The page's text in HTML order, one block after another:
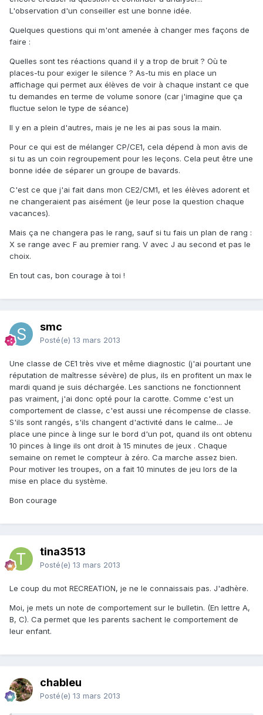
L'observation d'un conseiller est une bonne idée.
Quelques questions qui m'ont amenée à changer mes façons de
faire :
Quelles sont tes réactions quand il y a trop de bruit ? Où te
places-tu pour exiger le silence ? As-tu mis en place un
affichage qui permet aux élèves de voir à chaque instant ce que
tu demandes en terme de volume sonore (car j'imagine que ça
fluctue selon le type de séance)
Il y en a plein d'autres, mais je ne les ai pas sous la main.
Pour ce qui est de mélanger CP/CE1, cela dépend à mon avis de
si tu as un coin regroupement pour les leçons. Cela peut être une
bonne idée de séparer un groupe de bavards.
C'est ce que j'ai fait dans mon CE2/CM1, et les élèves adorent et
ne changeraient pas aisément (je leur pose la question chaque
vacances).
Mais ça ne changera pas le rang, sauf si tu fais un plan de rang :
X se range avec F au premier rang. V avec J au second et pas le
choix.
En tout cas, bon courage à toi !
smc
Posté(e) 13 mars 2013
Une classe de CE1 très vive et même diagnostic (j'ai pourtant une
réputation de maîtresse sévère) de plus, ils en profitent un max le
mardi quand je suis déchargée. Les sanctions ne fonctionnent
pas vraiment, j'ai donc opté pour la carotte. Comme c'est un
comportement de classe, c'est aussi une récompense de classe.
S'ils sont rangés, s'ils changent d'activité dans le calme... Je
place une pince à linge sur le bord d'un pot, quand ils ont obtenu
10 pinces à linge ils ont droit à 15 minutes de jeux . Chaque
semaine on remet le compteur à zéro. Ca marche assez bien.
Pour motiver les troupes, on a fait 10 minutes de jeu lors de la
mise en place du système.
Bon courage
tina3513
Posté(e) 13 mars 2013
Le coup du mot RECREATION, je ne le connaissais pas. J'adhère.
Moi, je mets un note de comportement sur le bulletin. (En lettre A,
B, C). Ca permet que les parents sachent le comportement de
leur enfant.
chableu
Posté(e) 13 mars 2013